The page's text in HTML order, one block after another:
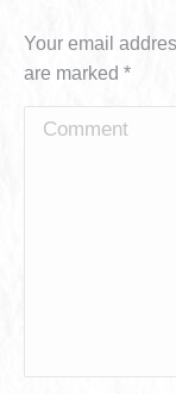
Your email
are marked *
Comment